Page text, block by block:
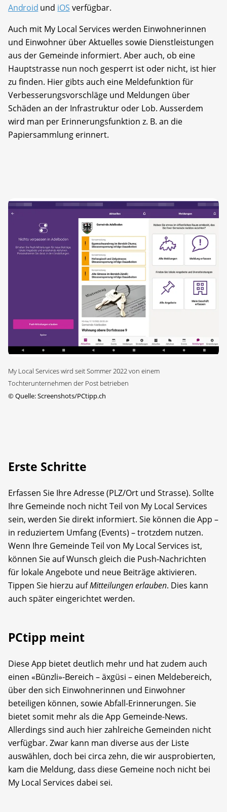
Android und iOS verfügbar.
Auch mit My Local Services werden Einwohnerinnen
und Einwohner über Aktuelles sowie Dienstleistungen
aus der Gemeinde informiert. Aber auch, ob eine
Hauptstrasse nun noch gesperrt ist oder nicht, ist hier
zu finden. Hier gibts auch eine Meldefunktion für
Verbesserungsvorschläge und Meldungen über
Schäden an der Infrastruktur oder Lob. Ausserdem
wird man per Erinnerungsfunktion z. B. an die
Papiersammlung erinnert.
My Local Services wird seit Sommer 2022 von einem
Tochterunternehmen der Post betrieben
©Quelle: Screenshots/PCtipp.ch
Erste Schritte
Erfassen Sie Ihre Adresse (PLZ/Ort und Strasse). Sollte
Ihre Gemeinde noch nicht Teil von My Local Services
sein, werden Sie direkt informiert. Sie können die App –
in reduziertem Umfang (Events) – trotzdem nutzen.
Wenn Ihre Gemeinde Teil von My Local Services ist,
können Sie auf Wunsch gleich die Push-Nachrichten
für lokale Angebote und neue Beiträge aktivieren.
Tippen Sie hierzu aufMitteilungen erlauben. Dies kann
auch später eingerichtet werden.
PCtipp meint
Diese App bietet deutlich mehr und hat zudem auch
einen «Bünzli»-Bereich – äxgüsi – einen Meldebereich,
über den sich Einwohnerinnen und Einwohner
beteiligen können, sowie Abfall-Erinnerungen. Sie
bietet somit mehr als die App Gemeinde-News.
Allerdings sind auch hier zahlreiche Gemeinden nicht
verfügbar. Zwar kann man diverse aus der Liste
auswählen, doch bei circa zehn, die wir ausprobierten,
kam die Meldung, dass diese Gemeine noch nicht bei
My Local Services dabei sei.